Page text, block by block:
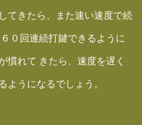
てきたら、また速い速度で続
０回連続打鍵できるように
慣れて きたら、速度を遅く
ようになるでしょう。